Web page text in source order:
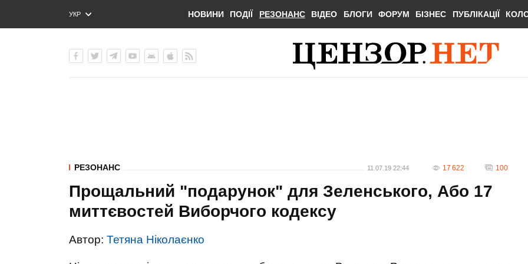
УКР
ENG
НОВИНИ ПОДІЇ РЕЗОНАНС ВІДЕО БЛОГИ ФОРУМ БІЗНЕС ПУБЛІКАЦІЇ
РЕЗОНАНС 11.07.19 22:44 17 622 100
Прощальний "подарунок" для Зеленського, Або 17
миттєвостей Виборчого кодексу
Автор: Тетяна Ніколаєнко